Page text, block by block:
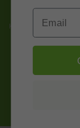
Kitcentrum is trots op:
Email